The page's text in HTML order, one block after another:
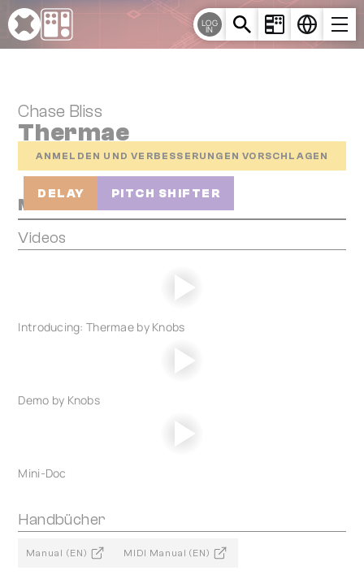
Cookie-Einstellungen
LOG
IN
Chase Bliss
Thermae
ANMELDEN UND VERBESSERUNGEN VORSCHLAGEN
DELAY PITCH SHIFTER
Media
Videos
Introducing: Thermae by Knobs
Demo by Knobs
Mini-Doc
Handbücher
Manual (EN) MIDI Manual (EN)